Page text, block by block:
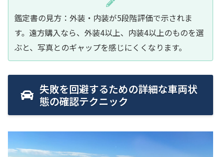
鑑定書の見方：外装・内装が5段階評価で示されま
す。遠方購入なら、外装4以上、内装4以上のものを選
ぶと、写真とのギャップを感じにくくなります。
失敗を回避するための詳細な車両状
態の確認テクニック